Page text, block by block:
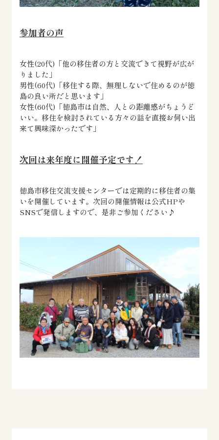
参加者の声
女性(20代)「他の移住者の方と交流できて視野が広が
りました」
男性(60代)「移住する際、無理しないで住めるのが徳
島の良い所だと思います」
女性(60代)「徳島市は自然、人との距離感がちょうど
いい。移住を検討されている方々の話を直接お伺い出
来て興味深かったです」
次回は来年度に開催予定です！
徳島市移住交流支援センターでは定期的に移住者の集
いを開催しています。次回の開催情報は公式HPや
SNSで発信しますので、是非ご参加ください♪